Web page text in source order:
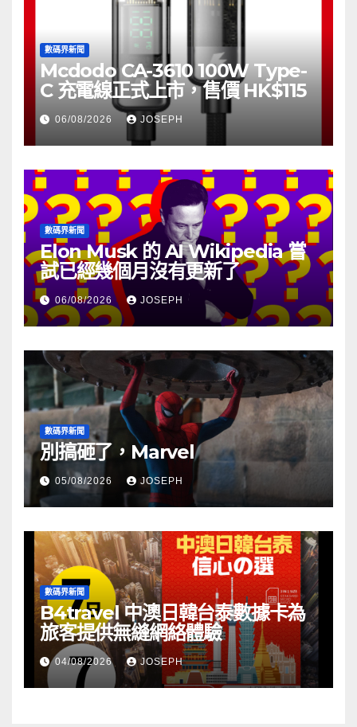
數碼界新聞
Mcdodo CA-3610 100W Type-
C 充電線正式上市，售價 HK$115
06/08/2026 JOSEPH
數碼界新聞
Elon Musk 的 AI Wikipedia 嘗
試已經幾個月沒有更新了
06/08/2026 JOSEPH
數碼界新聞
別搞砸了，Marvel
05/08/2026 JOSEPH
數碼界新聞
B4travel 中澳日韓台泰數據卡為
旅客提供無縫網絡體驗
04/08/2026 JOSEPH